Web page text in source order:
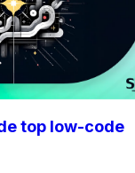
top low-code